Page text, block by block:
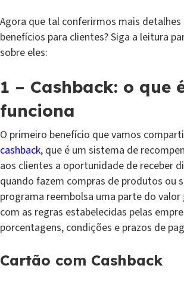
Agora que tal conferirmos mais detalhes
benefícios para clientes? Siga a leitura
sobre eles:
1 – Cashback: o que
funciona
O primeiro benefício que vamos
cashback, que é um sistema de
aos clientes a oportunidade de receber
quando fazem compras de produtos ou
programa reembolsa uma parte do
com as regras estabelecidas pelas
porcentagens, condições e prazos de
Cartão com Cashback